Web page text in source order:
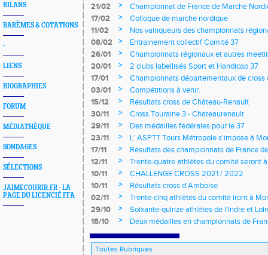
BILANS
BARÈMES & COTATIONS
-
LIENS
BIOGRAPHIES
FORUM
MÉDIATHÈQUE
SONDAGES
SÉLECTIONS
JAIMECOURIR.FR - LA
PAGE DU LICENCIÉ FFA
jeunes
21/02 >
Championnat de France de Marche
17/02
>
Colloque de marche nordique
11/02
>
Nos vainqueurs des championnats
08/02
>
Entrainement collectif Comité 37
26/01
>
Championnats régionaux et autres
20/01
>
2 clubs labellisés Sport et Handicap 37
17/01
>
Championnats départementaux de cross
longs et meetings en salle
03/01 >
Compétitions à venir.
15/12
>
Résultats cross de Château-Renault
30/11
>
Cross Touraine 3 - Chateaurenault
29/11
>
Des médailles fédérales pour le 37
23/11
>
L’ ASPTT Tours Métropole s'impose à
17/11
>
Résultats des championnats de France
12/11
>
Trente-quatre athlètes du comité seront
10/11
>
CHALLENGE CROSS 2021 / 2022
10/11
>
Résultats cross d'Amboise
02/11
>
Trente-cinq athlètes du comité iront à
29/10
>
Soixante-quinze athlètes de l'Indre et
régionaux de cross-country 2021
18/10 > Deux médailles en championnats de